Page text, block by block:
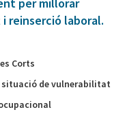
reinserció laboral.
Corts
situació de vulnerabilitat